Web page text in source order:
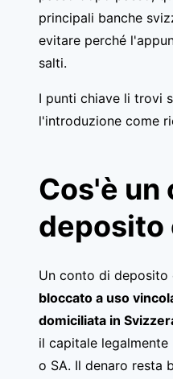
principali banche
evitare perché
salti.
I punti chiave li trovi
l'introduzione come
Cos'è un
deposito
Un conto di deposito
bloccato a uso
domiciliata in
il capitale
o SA. Il denaro resta